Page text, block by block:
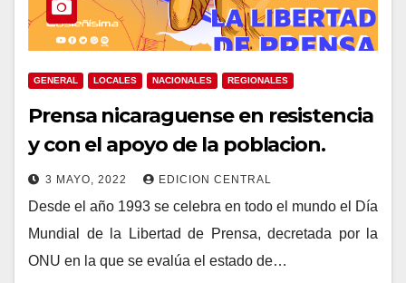
GENERAL LOCALES NACIONALES REGIONALES
Prensa nicaraguense en resistencia
y con el apoyo de la poblacion.
3 MAYO, 2022 EDICION CENTRAL
Desde el año 1993 se celebra en todo el mundo el Día
Mundial de la Libertad de Prensa, decretada por la
ONU en la que se evalúa el estado de…